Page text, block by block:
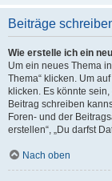
Beiträge
Wie erstelle ich ein
Um ein neues Thema
Thema“ klicken. Um
klicken. Es könnte
Beitrag schreiben
Foren- und der
erstellen“, „Du darfst
Nach oben